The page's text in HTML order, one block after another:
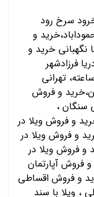
سرخ رود
و
نگهبانی خرید و
فرزادشهر
دریابیشه فردوس امیردشت خوشامیان، 24 ساعته، تهرانی
و فروش
سنگان ،
و فروش ویلا در
و فروش ویلا در
و فروش ویلا در
فروش آپارتمان
و فروش اقساطی
، ویلا با سند